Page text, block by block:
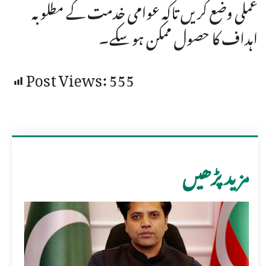
عملی وضع کریں تاکہ عوامی خدمت کے مطلوبہ
اہداف کا حصول ممکن ہو سکے۔
Post Views:555
مزید پڑھیں